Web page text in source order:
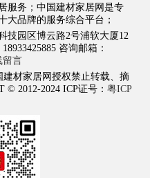
服务；中国建材家居网是专
大品牌的服务综合平台；
技园区博云路2号浦软大厦12
咨询邮箱：
留言
材家居网授权禁止转载、摘
© 2012-2024 ICP证号： 粤ICP